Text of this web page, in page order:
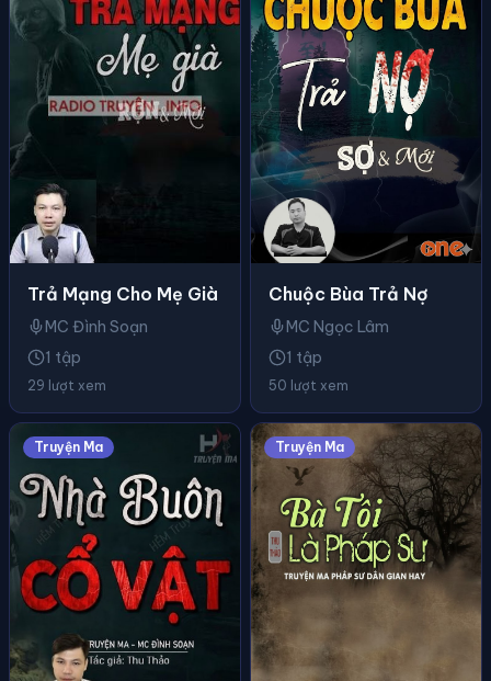
Trả Mạng Cho Mẹ Già
MC Đình Soạn
1 tập
29 lượt xem
Chuộc Bùa Trả Nợ
MC Ngọc Lâm
1 tập
50 lượt xem
Truyện Ma Truyện Ma